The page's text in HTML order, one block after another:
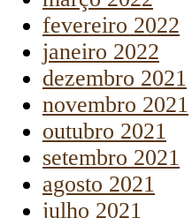
fevereiro 2022
janeiro 2022
dezembro 2021
novembro 2021
outubro 2021
setembro 2021
agosto 2021
julho 2021